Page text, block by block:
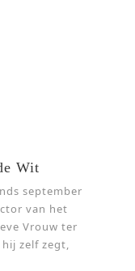
Wit
september
van het
Vrouw ter
zelf zegt,